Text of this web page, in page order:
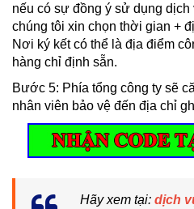
nếu có sự đồng ý sử dụng
chúng tôi xin chọn thời gian +
Nơi ký kết có thể là địa điểm
hàng chỉ định sẵn.
Bước 5: Phía tổng công ty sẽ
nhân viên bảo vệ đến địa chỉ
Hãy xem tại: dịch